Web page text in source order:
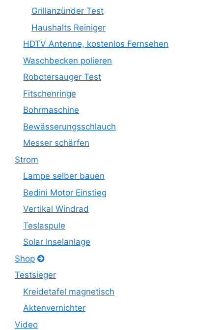
Grillanzünder Test
Haushalts Reiniger
HDTV Antenne, kostenlos Fernsehen
Waschbecken polieren
Robotersauger Test
Fitschenringe
Bohrmaschine
Bewässerungsschlauch
Messer schärfen
Strom
Lampe selber bauen
Bedini Motor Einstieg
Vertikal Windrad
Teslaspule
Solar Inselanlage
Shop
Testsieger
Kreidetafel magnetisch
Aktenvernichter
Video